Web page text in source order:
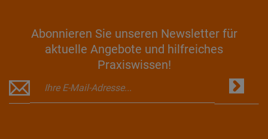
Abonnieren Sie unseren Newsletter für
aktuelle Angebote und hilfreiches
Praxiswissen!